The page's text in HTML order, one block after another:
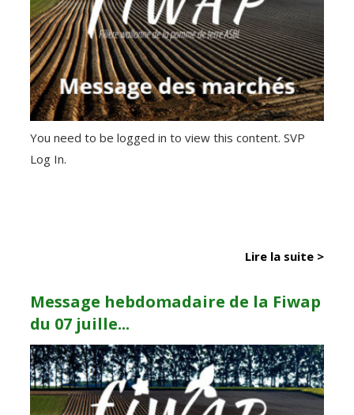
You need to be logged in to view this content. SVP
Log In.
Lire la suite >
Message hebdomadaire de la Fiwap
du 07 juille...